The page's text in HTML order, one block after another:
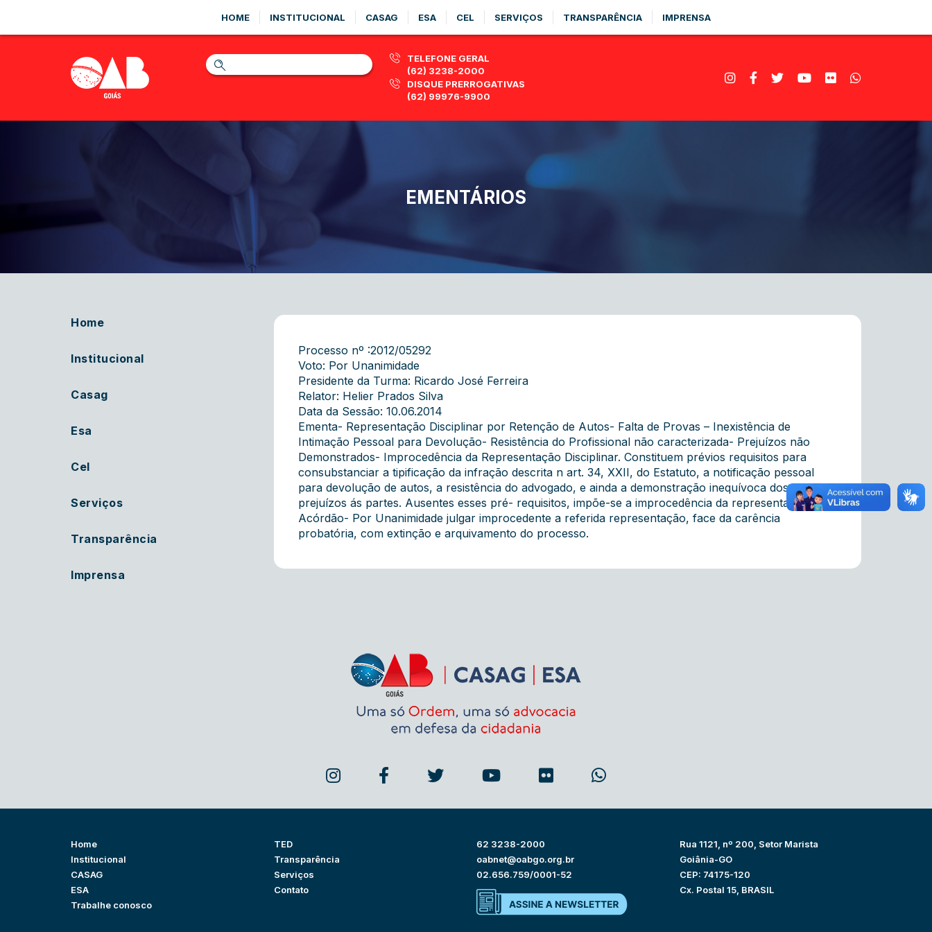
HOME INSTITUCIONAL CASAG ESA CEL SERVIÇOS TRANSPARÊNCIA IMPRENSA
TELEFONE GERAL
(62) 3238-2000
DISQUE PRERROGATIVAS
(62) 99976-9900
EMENTÁRIOS
Home
Institucional
Casag
Esa
Cel
Serviços
Transparência
Imprensa
Processo nº :2012/05292
Voto: Por Unanimidade
Presidente da Turma: Ricardo José Ferreira
Relator: Helier Prados Silva
Data da Sessão: 10.06.2014
Ementa- Representação Disciplinar por Retenção de Autos- Falta de Provas – Inexistência de
Intimação Pessoal para Devolução- Resistência do Profissional não caracterizada- Prejuízos não
Demonstrados- Improcedência da Representação Disciplinar. Constituem prévios requisitos para
consubstanciar a tipificação da infração descrita n art. 34, XXII, do Estatuto, a notificação pessoal
para devolução de autos, a resistência do advogado, e ainda a demonstração inequívoca dos
prejuízos ás partes. Ausentes esses pré- requisitos, impõe-se a improcedência da representação.
Acórdão- Por Unanimidade julgar improcedente a referida representação, face da carência
probatória, com extinção e arquivamento do processo.
Home
Institucional
CASAG
ESA
Trabalhe conosco
TED
Transparência
Serviços
Contato
62 3238-2000
oabnet@oabgo.org.br
02.656.759/0001-52
Rua 1121, nº 200, Setor Marista
Goiânia-GO
CEP: 74175-120
Cx. Postal 15, BRASIL